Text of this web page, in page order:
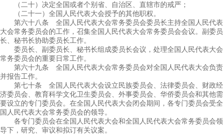
（二十）决定全国或者个别省、自治区、直辖市的戒严；
（二十一）全国人民代表大会授予的其他职权。
第六十八条 全国人民代表大会常务委员会委员长主持全国人民代表
大会常务委员会的工作，召集全国人民代表大会常务委员会会议。副委员
长、秘书长协助委员长工作。
委员长、副委员长、秘书长组成委员长会议，处理全国人民代表大会
常务委员会的重要日常工作。
第六十九条 全国人民代表大会常务委员会对全国人民代表大会负责
并报告工作。
第七十条 全国人民代表大会设立民族委员会、法律委员会、财政经
济委员会、教育科学文化卫生委员会、外事委员会、华侨委员会和其他需
要设立的专门委员会。在全国人民代表大会闭会期间，各专门委员会受全
国人民代表大会常务委员会的领导。
各专门委员会在全国人民代表大会和全国人民代表大会常务委员会领
导下，研究、审议和拟订有关议案。